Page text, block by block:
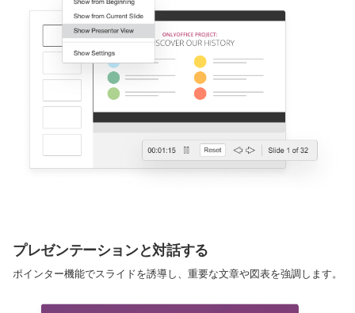
プレゼンテーションと対話する
ポインター機能でスライドを誘導し、重要な文章や図表を強調します。